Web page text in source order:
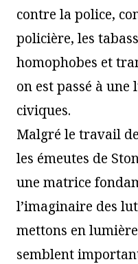
contre la police,
policière, les
homophobes et
on est passé à
civiques.
Malgré le travail
les émeutes de
une matrice
l’imaginaire des
mettons en
semblent